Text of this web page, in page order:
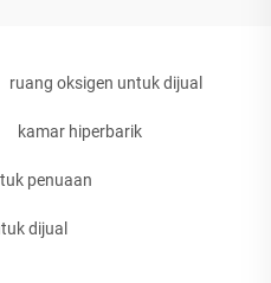
ruang oksigen untuk dijual
kamar hiperbarik
penuaan
dijual